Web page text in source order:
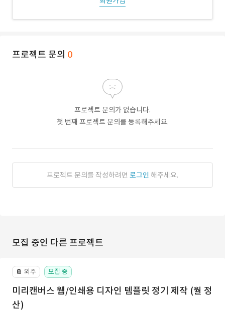
프로젝트 문의 0
프로젝트 문의가 없습니다.
첫 번째 프로젝트 문의를 등록해주세요.
프로젝트 문의를 작성하려면 로그인 해주세요.
모집 중인 다른 프로젝트
📔 외주 모집 중
미리캔버스 웹/인쇄용 디자인 템플릿 정기 제작 (월 정
산)